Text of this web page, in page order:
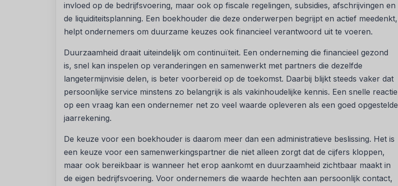
invloed op de bedrijfsvoering, maar ook op fiscale regelingen, subsidies, afschrijvingen en
de liquiditeitsplanning. Een boekhouder die deze onderwerpen begrijpt en actief meedenkt,
helpt ondernemers om duurzame keuzes ook financieel verantwoord uit te voeren.
Duurzaamheid draait uiteindelijk om continuïteit. Een onderneming die financieel gezond
is, snel kan inspelen op veranderingen en samenwerkt met partners die dezelfde
langetermijnvisie delen, is beter voorbereid op de toekomst. Daarbij blijkt steeds vaker dat
persoonlijke service minstens zo belangrijk is als vakinhoudelijke kennis. Een snelle reactie
op een vraag kan een ondernemer net zo veel waarde opleveren als een goed opgestelde
jaarrekening.
De keuze voor een boekhouder is daarom meer dan een administratieve beslissing. Het is
een keuze voor een samenwerkingspartner die niet alleen zorgt dat de cijfers kloppen,
maar ook bereikbaar is wanneer het erop aankomt en duurzaamheid zichtbaar maakt in
de eigen bedrijfsvoering. Voor ondernemers die waarde hechten aan persoonlijk contact,